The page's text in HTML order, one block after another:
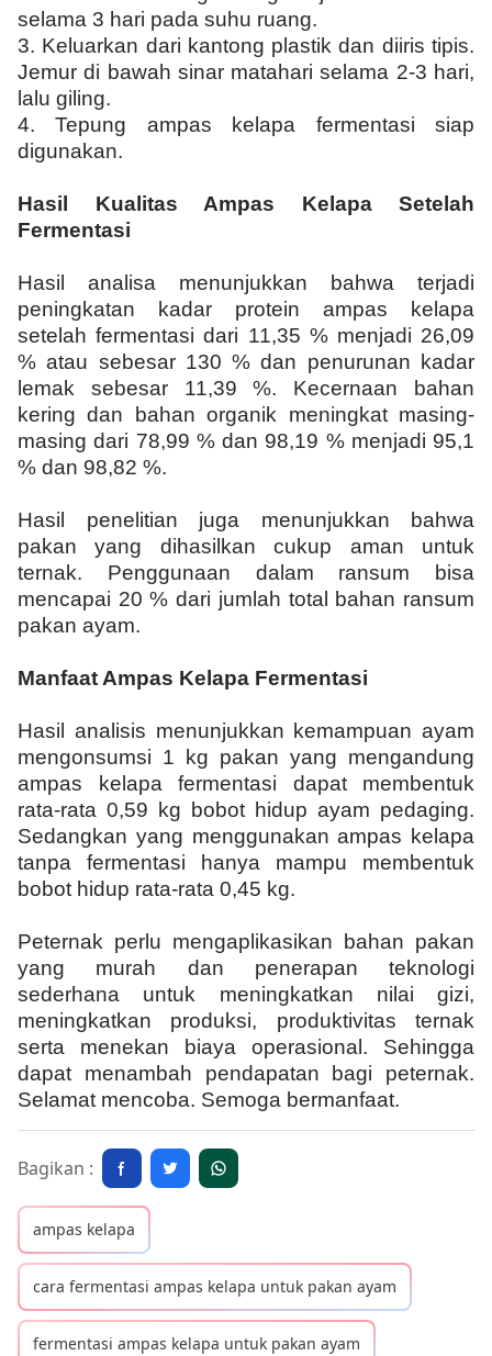
selama 3 hari pada suhu ruang.
3. Keluarkan dari kantong plastik dan diiris tipis.
Jemur di bawah sinar matahari selama 2-3 hari,
lalu giling.
4.Tepung ampas kelapa fermentasi siap
digunakan.
Hasil Kualitas Ampas Kelapa Setelah
Fermentasi
Hasil analisa menunjukkan bahwa terjadi
peningkatan kadar protein ampas kelapa
setelah fermentasi dari 11,35 % menjadi 26,09
% atau sebesar 130 % dan penurunan kadar
lemak sebesar 11,39 %. Kecernaan bahan
kering dan bahan organik meningkat masing-
masing dari 78,99 % dan 98,19 % menjadi 95,1
% dan 98,82 %.
Hasil penelitian juga menunjukkan bahwa
pakan yang dihasilkan cukup aman untuk
ternak. Penggunaan dalam ransum bisa
mencapai 20 % dari jumlah total bahan ransum
pakan ayam.
Manfaat Ampas Kelapa Fermentasi
Hasil analisis menunjukkan kemampuan ayam
mengonsumsi 1 kg pakan yang mengandung
ampas kelapa fermentasi dapat membentuk
rata-rata 0,59 kg bobot hidup ayam pedaging.
Sedangkan yang menggunakan ampas kelapa
tanpa fermentasi hanya mampu membentuk
bobot hidup rata-rata 0,45 kg.
Peternak perlu mengaplikasikan bahan pakan
yang murah dan penerapan teknologi
sederhana untuk meningkatkan nilai gizi,
meningkatkan produksi, produktivitas ternak
serta menekan biaya operasional. Sehingga
dapat menambah pendapatan bagi peternak.
Selamat mencoba. Semoga bermanfaat.
Bagikan :
ampas kelapa
cara fermentasi ampas kelapa untuk pakan ayam
fermentasi ampas kelapa untuk pakan ayam